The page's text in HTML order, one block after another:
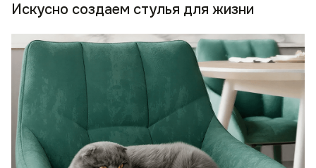
Искусно создаем стулья для жизни